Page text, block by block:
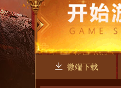
微端下载